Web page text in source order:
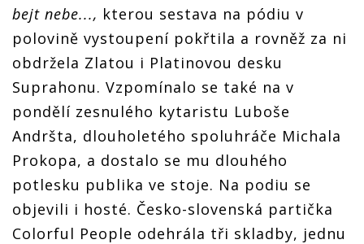
bejt nebe..., kterou sestava na pódiu v
polovině vystoupení pokřtila a rovněž za ni
obdržela Zlatou i Platinovou desku
Suprahonu. Vzpomínalo se také na v
pondělí zesnulého kytaristu Luboše
Andršta, dlouholetého spoluhráče Michala
Prokopa, a dostalo se mu dlouhého
potlesku publika ve stoje. Na podiu se
objevili i hosté. Česko-slovenská partička
Colorful People odehrála tři skladby, jednu